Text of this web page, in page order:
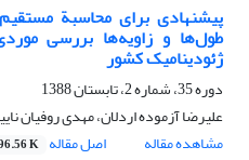
پیشنهادی برای محاسبة
طول‌ها و زاویه‌ها بررسی
ژئودینامیک کشور
دوره 35، شماره 2، تابستان 1388
علیرضا آزموده اردلان، مهدی روفیان
مشاهده مقاله
اصل مقاله K